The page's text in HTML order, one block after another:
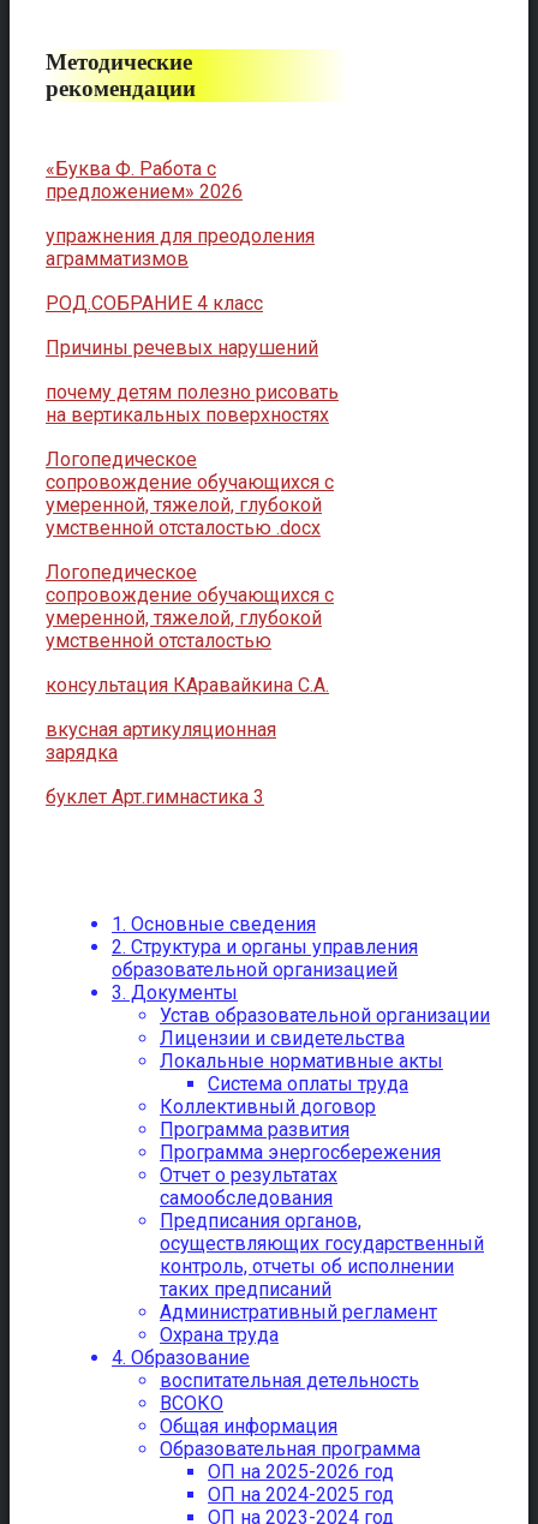
Методические
рекомендации
«Буква Ф. Работа с
предложением» 2026
упражнения для преодоления
аграмматизмов
РОД.СОБРАНИЕ 4 класс
Причины речевых нарушений
почему детям полезно рисовать
на вертикальных поверхностях
Логопедическое
сопровождение обучающихся с
умеренной, тяжелой, глубокой
умственной отсталостью .docx
Логопедическое
сопровождение обучающихся с
умеренной, тяжелой, глубокой
умственной отсталостью
консультация КАравайкина С.А.
вкусная артикуляционная
зарядка
буклет Арт.гимнастика 3
1. Основные сведения
2. Структура и органы управления
образовательной организацией
3. Документы
Устав образовательной организации
Лицензии и свидетельства
Локальные нормативные акты
Система оплаты труда
Коллективный договор
Программа развития
Программа энергосбережения
Отчет о результатах
самообследования
Предписания органов,
осуществляющих государственный
контроль, отчеты об исполнении
таких предписаний
Административный регламент
Охрана труда
4. Образование
воспитательная детельность
ВСОКО
Общая информация
Образовательная программа
ОП на 2025-2026 год
ОП на 2024-2025 год
ОП на 2023-2024 год